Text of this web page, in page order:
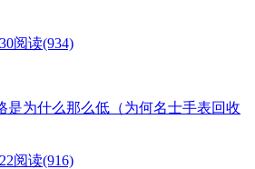
阅读(934)
是为什么那么低（为何名士手表回收
阅读(916)